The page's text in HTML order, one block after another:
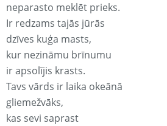
neparasto meklēt prieks.
Ir redzams tajās jūrās
dzīves kuģa masts,
kur nezināmu brīnumu
ir apsolījis krasts.
Tavs vārds ir laika okeānā
gliemežvāks,
kas sevi saprast